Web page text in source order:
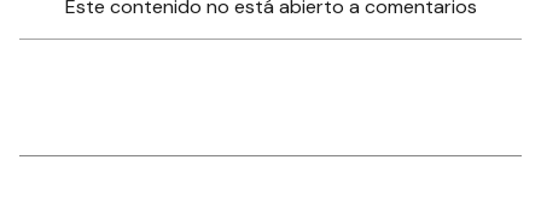
Este contenido no está abierto a comentarios